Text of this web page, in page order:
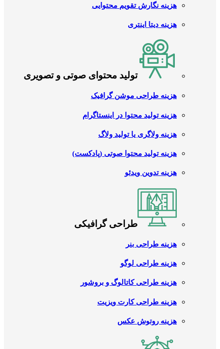
هزینه نگارش تقویم محتوایی
هزینه دیتا اینتری
تولید محتوای صوتی و تصویری
هزینه طراحی موشن گرافیک
هزینه تولید محتوا در اینستاگرام
هزینه ولاگری یا تولید ولاگ
هزینه تولید محتوا صوتی (پادکست)
هزینه تدوین ویدئو
طراحی گرافیکی
هزینه طراحی بنر
هزینه طراحی لوگو
هزینه طراحی کاتالوگ و بروشور
هزینه طراحی کارت ویزیت
هزینه روتوش عکس